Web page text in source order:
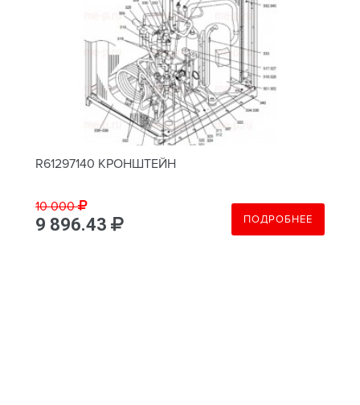
R61297140 КРОНШТЕЙН
10 000
9 896.43 ПОДРОБНЕЕ